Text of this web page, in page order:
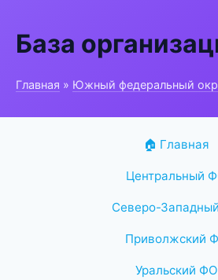
База
Главная » Южный федеральный
🏠 Главная
Центральный
Северо-
Приволжский
Уральский ФО